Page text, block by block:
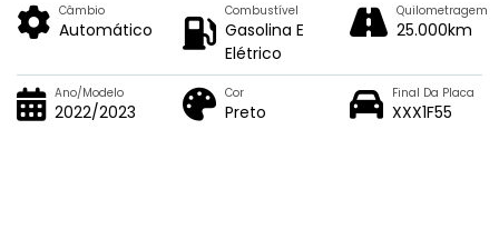
Câmbio
Automático
Combustível
Gasolina E
Elétrico
Quilometragem
25.000km
Ano/Modelo
2022/2023
Cor
Preto
Final Da Placa
XXX1F55